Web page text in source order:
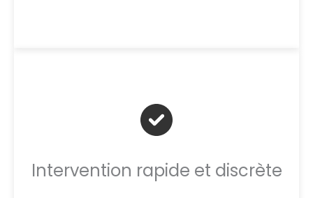
Intervention rapide et discrète